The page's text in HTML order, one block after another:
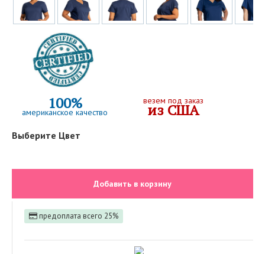
100%
американское качество
везем под заказ
из США
Выберите Цвет
Добавить в корзину
предоплата всего 25%